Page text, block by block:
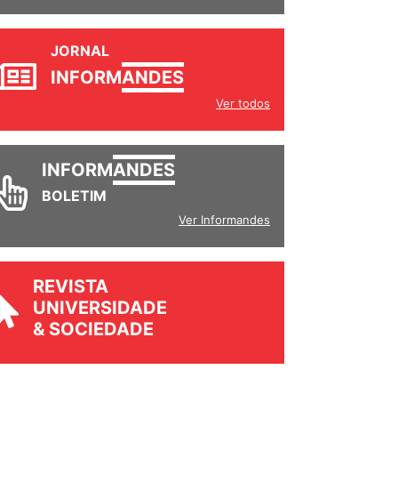
INFORM
INFORMANDES
BOLETIM
REVISTA
UNIVERSIDADE
& SOCIEDADE